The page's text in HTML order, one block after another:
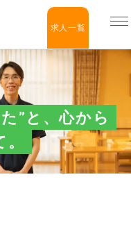
求人一覧
”と、心から